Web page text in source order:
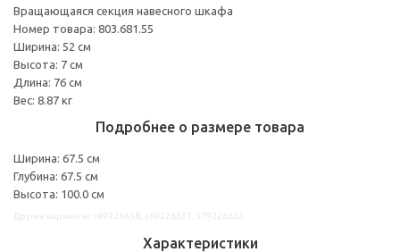
Вращающаяся секция навесного шкафа
Номер товара: 803.681.55
Ширина: 52 см
Высота: 7 см
Длина: 76 см
Вес: 8.87 кг
Подробнее о размере товара
Ширина: 67.5 см
Глубина: 67.5 см
Высота: 100.0 см
Характеристики